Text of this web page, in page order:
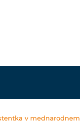
v mednarodnem